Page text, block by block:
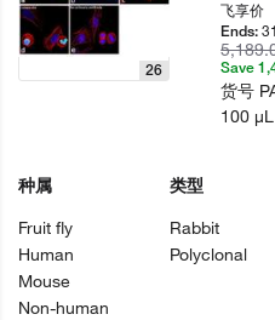
26
种属
Fruit fly
Human
Mouse
Non-human
类型
Rabbit
Polyclonal
飞享价
Ends:
Save
货号
100 µL